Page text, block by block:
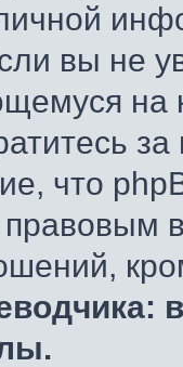
вы не
что